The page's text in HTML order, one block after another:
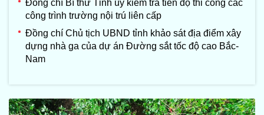
Đồng chí Bí thư Tỉnh ủy kiểm tra tiến độ thi công các
công trình trường nội trú liên cấp
Đồng chí Chủ tịch UBND tỉnh khảo sát địa điểm xây
dựng nhà ga của dự án Đường sắt tốc độ cao Bắc-
Nam